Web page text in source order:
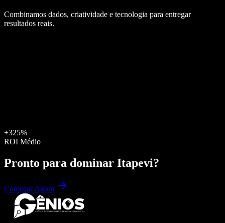
Combinamos dados, criatividade e tecnologia para entregar
resultados reais.
+325%
ROI Médio
Pronto para dominar Itapevi?
Começar Agora